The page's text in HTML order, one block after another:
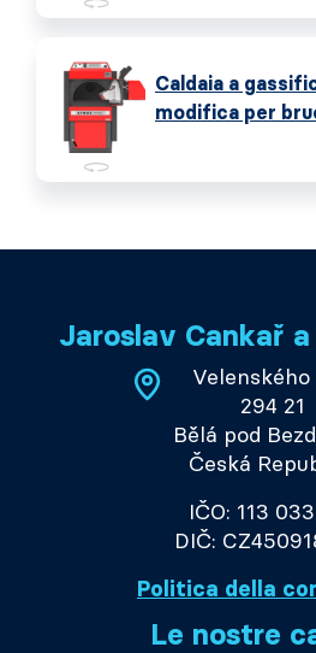
Caldaia a
modifica per
Jaroslav Cankař
Velenského
294 21
Bělá pod
Česká
IČO: 113
DIČ:
Politica della
Le nostre